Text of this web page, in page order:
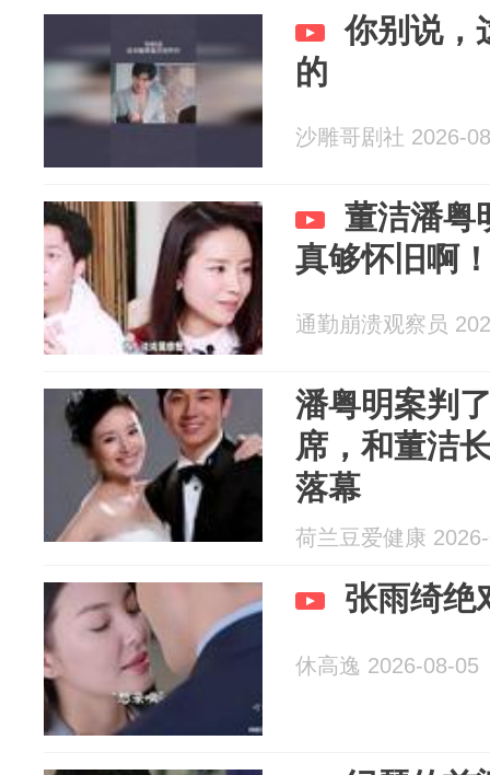
你别说，
的
沙雕哥剧社 2026-
董洁潘粤
真够怀旧啊
通勤崩溃观察员
潘粤明案判
席，和董洁
落幕
荷兰豆爱健康
张雨绮绝
休高逸 2026-08-05